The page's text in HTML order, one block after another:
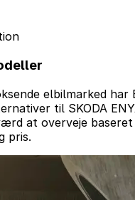
elbilmarked har
til SKODA
at overveje
pris.